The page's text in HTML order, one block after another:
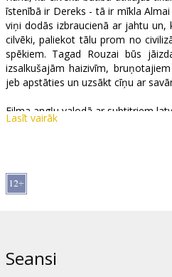
Klubs
īstenībā ir Dereks - tā ir mīkla
viņi dodās izbraucienā ar jahtu un,
cilvēki, paliekot tālu prom no
spēkiem. Tagad Rouzai būs
izsalkušajām haizivīm,
jeb apstāties un uzsākt cīņu ar
Filma angļu valodā ar subtitriem
Režisors:
Lomās:
Lasīt vairāk
Seansi